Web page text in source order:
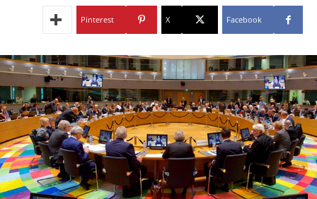
Facebook
X
Pinterest